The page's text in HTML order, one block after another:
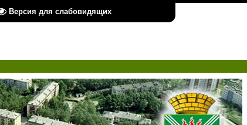
Версия для слабовидящих